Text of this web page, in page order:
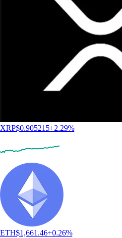
XRP$0.905215+2.29%
ETH$1,661.46+0.26%